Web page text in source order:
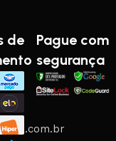
de
Pague com
segurança